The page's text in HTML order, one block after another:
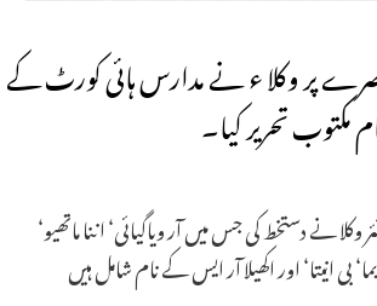
پر وکلا ء نے مدارس ہائی کورٹ کے
تحریر کیا۔
نمائندگی پر 64سینئر وکلا نے دستخط کی جس میں آر ویاگیائی‘ اننا ماتھیو‘
بی انیتا‘ اور اکھیلا آر ایس کے نام شامل ہیں